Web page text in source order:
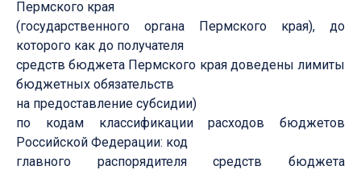
Пермского края
(государственного органа Пермского края), до
которого как до получателя
средств бюджета Пермского края доведены лимиты
бюджетных обязательств
на предоставление субсидии)
по кодам классификации расходов бюджетов
Российской Федерации: код
главного распорядителя средств бюджета